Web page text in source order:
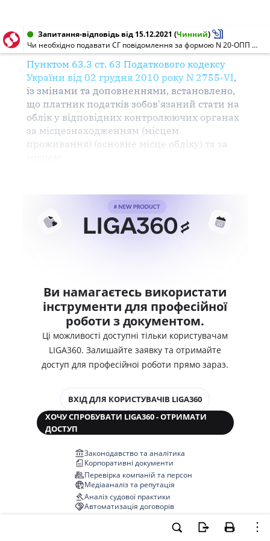
Запитання-відповідь від 15.12.2021 (Чинний)
Чи необхідно подавати СГ повідомлення за формою N 20-ОПП у разі придбання / здавання в оренду самокатів, велосипедів, безпілотних літальних апаратів (дронів, квадрокоптерів), які безпосередньо пов'язані з його діяльністю?
Пунктом 63.3 ст. 63 Податкового кодексу
України від 02 грудня 2010 року N 2755-VI,
із змінами та доповненнями, встановлено,
що платник податків зобов'язаний стати на
обліку відповідних контролюючих органах
за місцезнаходженням (місцем
проживання) (основне місце обліку) та за
Ви намагаєтесь використати
інструменти для професійної
роботи з документом.
Ці можливості доступні тільки користувачам
LIGA360. Залишайте заявку та отримайте
доступ для професійної роботи прямо зараз.
ВХІД ДЛЯ КОРИСТУВАЧІВ LIGA360
ХОЧУ СПРОБУВАТИ LIGA360 - ОТРИМАТИ
ДОСТУП
Законодавство та аналітика
Корпоративні документи
Перевірка компаній та персон
Медіааналіз та репутація
Аналіз судової практики
Автоматизація договорів
НОВА LIGA360 ЗМІНЮЄ ВСЕ!